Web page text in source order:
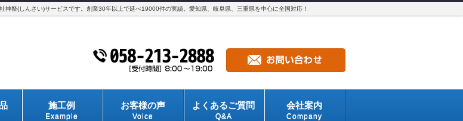
祭(しんさい)サービスです。創業30年以上で延べ19000件の実績。愛知県、岐阜県、三重県を中心に全国対応！
施工例
Example
お客様の声
Voice
よくあるご質問
Q&A
会社案内
Company